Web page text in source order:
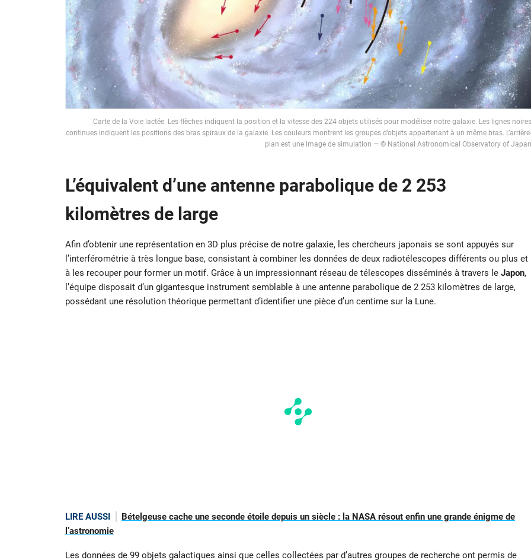
Carte de la Voie lactée. Les flèches indiquent la position et la vitesse des 224 objets utilisés pour modéliser notre galaxie. Les lignes noires
continues indiquent les positions des bras spiraux de la galaxie. Les couleurs montrent les groupes d’objets appartenant à un même bras. L’arrière-
plan est une image de simulation — © National Astronomical Observatory of Japan
L’équivalent d’une antenne parabolique de 2 253
kilomètres de large
Afin d’obtenir une représentation en 3D plus précise de notre galaxie, les chercheurs japonais se sont appuyés sur
l’interférométrie à très longue base, consistant à combiner les données de deux radiotélescopes différents ou plus et
à les recouper pour former un motif. Grâce à un impressionnant réseau de télescopes disséminés à travers le Japon,
l’équipe disposait d’un gigantesque instrument semblable à une antenne parabolique de 2 253 kilomètres de large,
possédant une résolution théorique permettant d’identifier une pièce d’un centime sur la Lune.
LIRE AUSSI
Bételgeuse cache une seconde étoile depuis un siècle : la NASA résout enfin une grande énigme de
l’astronomie
Les données de 99 objets galactiques ainsi que celles collectées par d’autres groupes de recherche ont permis de